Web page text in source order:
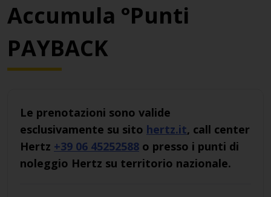
Accumula °Punti
PAYBACK
Le prenotazioni sono valide
esclusivamente su sito hertz.it, call center
Hertz +39 06 45252588 o presso i punti di
noleggio Hertz su territorio nazionale.